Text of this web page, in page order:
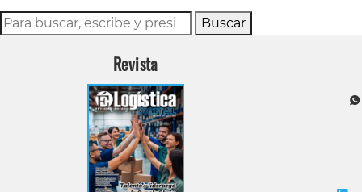
Buscar
Revista